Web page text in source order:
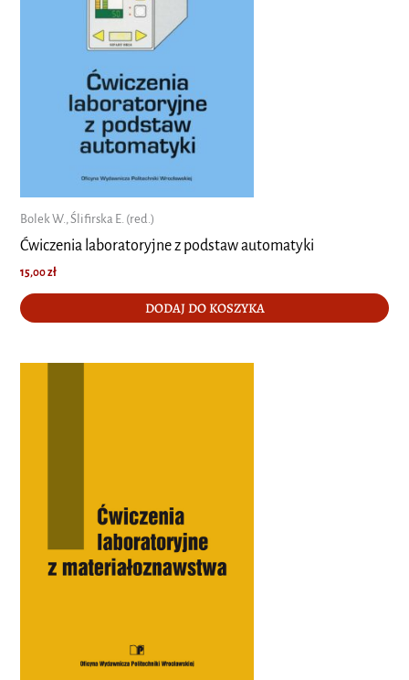
Bolek W., Ślifirska E. (red.)
Ćwiczenia laboratoryjne z podstaw automatyki
15,00zł
DODAJ DO KOSZYKA